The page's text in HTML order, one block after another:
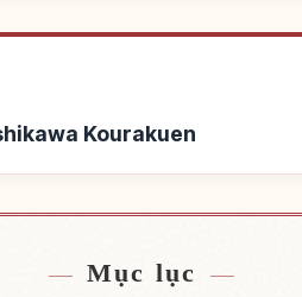
Kourakuen
Mục lục